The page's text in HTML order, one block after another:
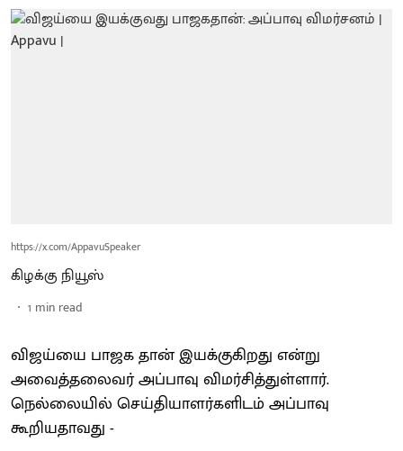
https://x.com/AppavuSpeaker
கிழக்கு நியூஸ்
1 min read
விஜய்யை பாஜக தான் இயக்குகிறது என்று
அவைத்தலைவர் அப்பாவு விமர்சித்துள்ளார்.
நெல்லையில் செய்தியாளர்களிடம் அப்பாவு
கூறியதாவது -